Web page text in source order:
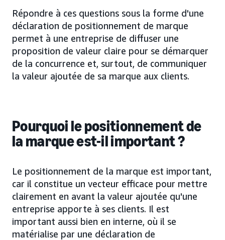
Répondre à ces questions sous la forme d'une
déclaration de positionnement de marque
permet à une entreprise de diffuser une
proposition de valeur claire pour se démarquer
de la concurrence et, surtout, de communiquer
la valeur ajoutée de sa marque aux clients.
Pourquoi le positionnement de
la marque est-il important ?
Le positionnement de la marque est important,
car il constitue un vecteur efficace pour mettre
clairement en avant la valeur ajoutée qu'une
entreprise apporte à ses clients. Il est
important aussi bien en interne, où il se
matérialise par une déclaration de